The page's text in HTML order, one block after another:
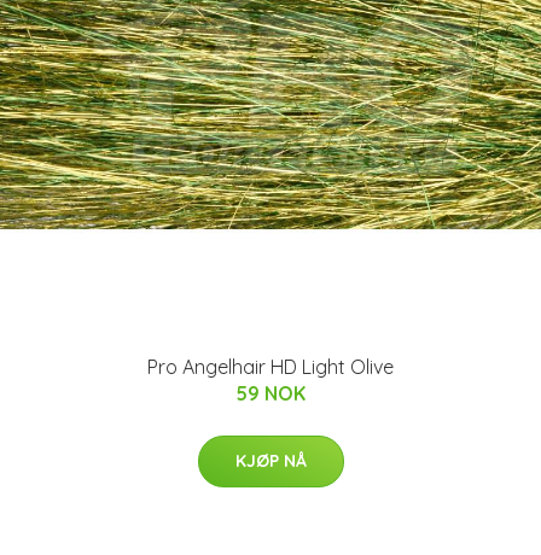
Pro Angelhair HD Light Olive
59 NOK
KJØP NÅ